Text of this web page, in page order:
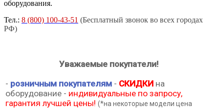
оборудования.
Тел.: 8 (800) 100-43-51 (Бесплатный звонок во всех городах
РФ)
Уважаемые покупатели!
- розничным покупателям - СКИДКИ на
оборудование - индивидуальные по запросу,
гарантия лучшей цены! (*на некоторые модели цена